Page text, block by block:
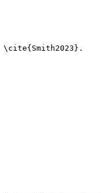
\cite{ Smith2023 }.